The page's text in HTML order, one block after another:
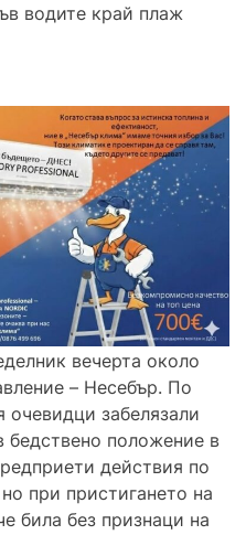
водите край плаж
вечерта около
– Несебър. По
забелязали
бедствено положение в
действия по
при пристигането на
била без признаци на